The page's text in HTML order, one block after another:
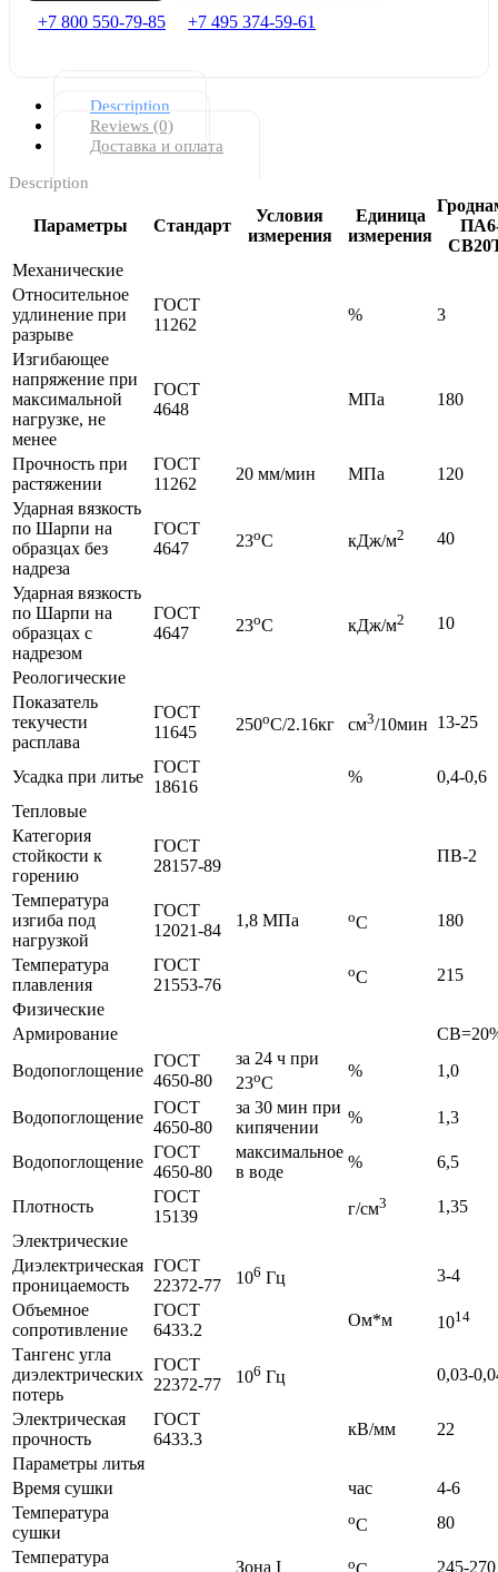
+7 800 550-79-85 +7 495 374-59-61
Description
Reviews (0)
Доставка и оплата
Description
Параметры Стандарт
Условия
измерения
Единица
измерения
Механические
Относительное
удлинение при
разрыве
ГОСТ
11262
% 3
Изгибающее
напряжение при
максимальной
нагрузке, не
менее
ГОСТ
4648
МПа 180
Прочность при
растяжении
ГОСТ
11262
20 мм/мин МПа
120
Ударная вязкость
по Шарпи на
образцах без
надреза
ГОСТ
4647
23оC кДж/м2 40
Ударная вязкость
по Шарпи на
образцах с
надрезом
ГОСТ
4647
23оC кДж/м2 10
Реологические
Показатель
текучести
расплава
ГОСТ
11645
250оC/2.16кг см3/10мин 13-25
Усадка при литье
ГОСТ
18616
%
0,4-0,6
Тепловые
Категория
стойкости к
горению
ГОСТ
28157-89
ПВ-2
Температура
изгиба под
нагрузкой
ГОСТ
12021-84
1,8 МПа oC 180
Температура
плавления
ГОСТ
21553-76
oC
215
Физические
Армирование
Водопоглощение
ГОСТ
4650-80
за 24 ч при
23оC
% 1,0
Водопоглощение
ГОСТ
4650-80
за 30 мин при
кипячении
% 1,3
Водопоглощение
ГОСТ
4650-80
максимальное
в воде
% 6,5
Плотность
ГОСТ
15139
г/см3
1,35
Электрические
Диэлектрическая
проницаемость
ГОСТ
22372-77
106 Гц
3-4
Объемное
сопротивление
ГОСТ
6433.2
Ом*м 1014
Тангенс угла
диэлектрических
потерь
ГОСТ
22372-77
106 Гц 0,03-
Электрическая
прочность
ГОСТ
6433.3
кВ/мм
22
Параметры литья
Время сушки
час
4-6
Температура
сушки
oC
80
Температура
Зона I o 245-270